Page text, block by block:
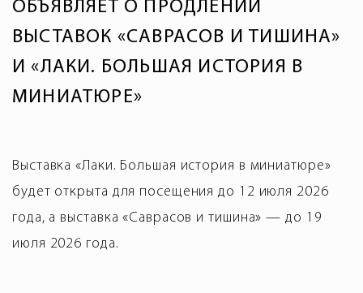
ОБЪЯВЛЯЕТ О ПРОДЛЕНИИ
ВЫСТАВОК «САВРАСОВ И ТИШИНА»
И «ЛАКИ. БОЛЬШАЯ ИСТОРИЯ В
МИНИАТЮРЕ»
Выставка «Лаки. Большая история в миниатюре»
будет открыта для посещения до 12 июля 2026
года, а выставка «Саврасов и тишина» — до 19
июля 2026 года.